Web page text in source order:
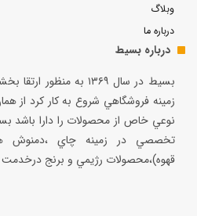
وبلاگ
درباره ما
درباره بسیط
بسيط در سال ۱۳۶۹ به
زمينه فروشگاهي شروع به كار كرد از
نوعي خاص از محصولات را دارا باشد
تخصصي در زمينه چاي ،دمنوش ها،
قهوه)،محصولات رژيمي و برنج